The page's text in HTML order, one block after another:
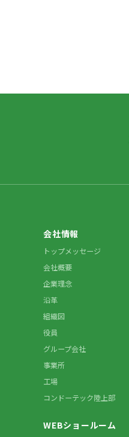
会社情報
トップメッセージ
会社概要
企業理念
沿革
組織図
役員
グループ会社
事業所
工場
コンドーテック陸上部
WEBショールーム